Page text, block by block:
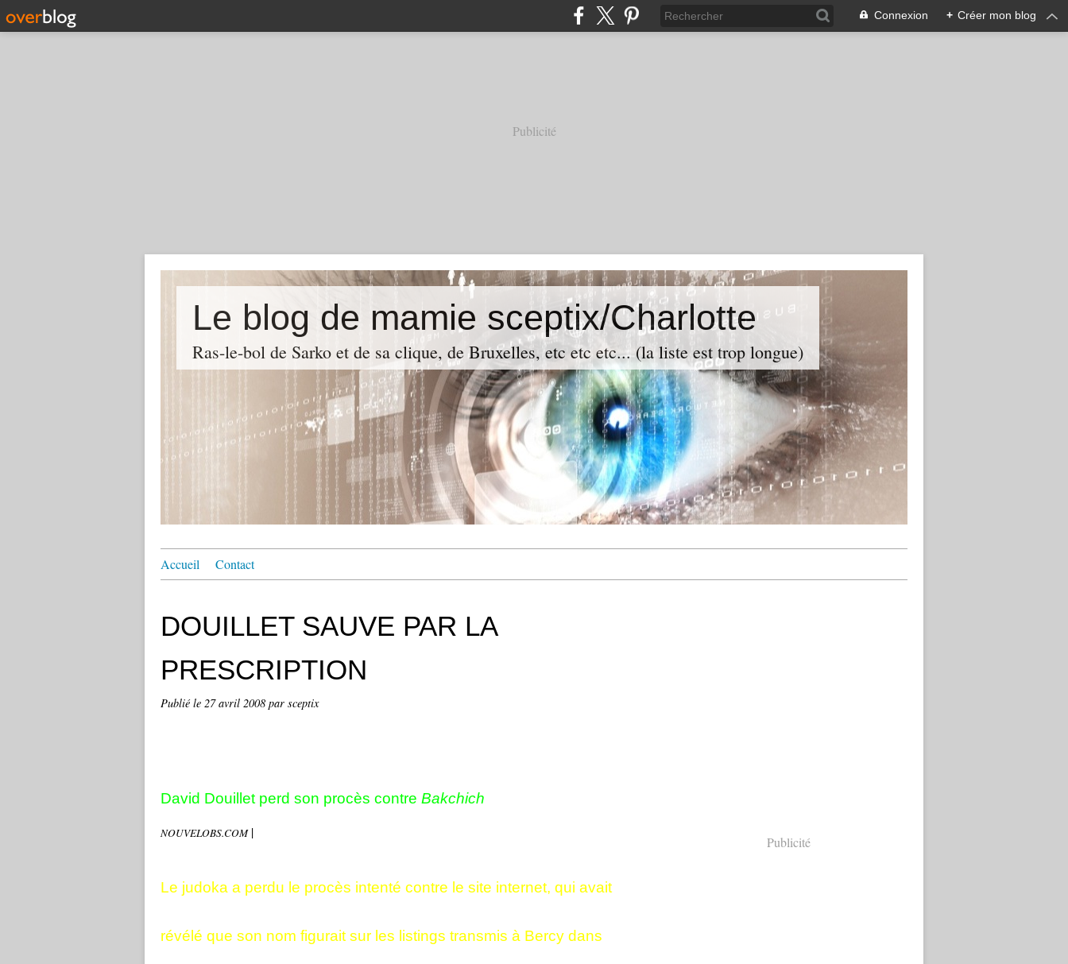
Connexion + Créer mon blog
Publicité
Le blog de mamie sceptix/Charlotte
Ras-le-bol de Sarko et de sa clique, de Bruxelles, etc etc etc... (la liste est trop longue)
Accueil Contact
DOUILLET SAUVE PAR LA
PRESCRIPTION
Publié le 27 avril 2008 par sceptix
David Douillet perd son procès contre Bakchich
NOUVELOBS.COM|
Le judoka a perdu le procès intenté contre le site internet, qui avait
révélé que son nom figurait sur les listings transmis à Bercy dans
Publicité